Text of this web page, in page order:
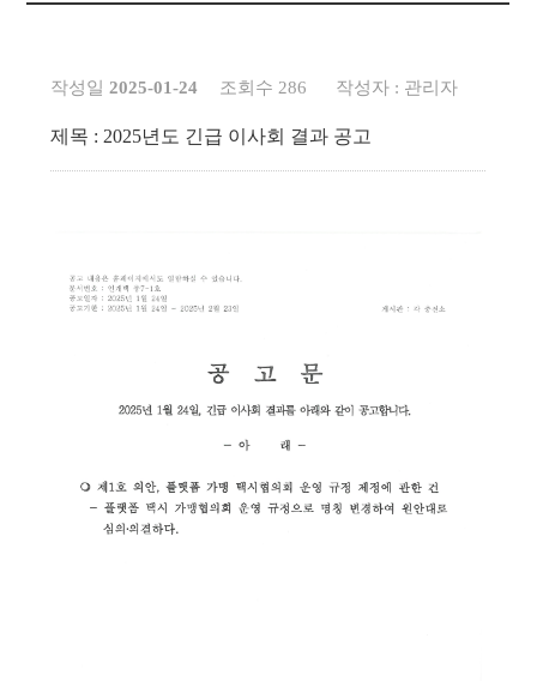
작성일 2025-01-24 조회수 286 작성자 : 관리자
제목 : 2025년도 긴급 이사회 결과 공고